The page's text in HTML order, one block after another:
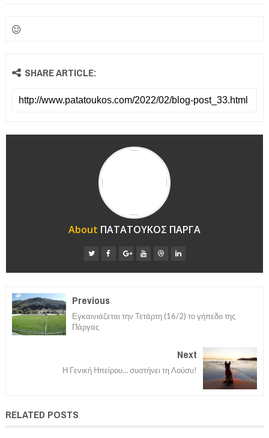
SHARE ARTICLE:
About ΠΑΤΑΤΟΥΚΟΣ ΠΑΡΓΑ
Previous
Εγκαινιάζεται την Τετάρτη (16/2) το γήπεδο της
Πάργας
Next
Η Γενική Ηπείρου… συστήνει τη Λούσυ!
RELATED POSTS